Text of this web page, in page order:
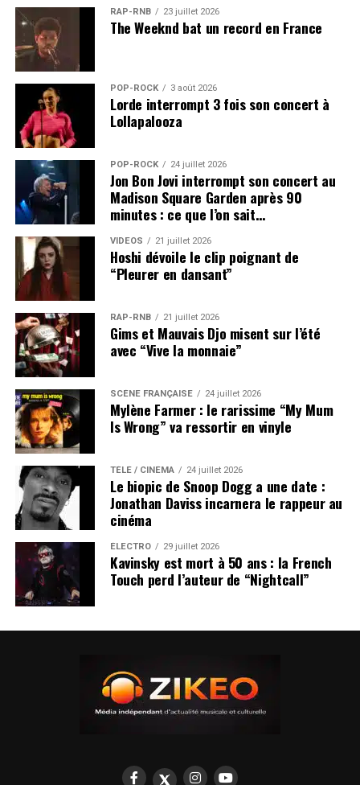
RAP-RNB 23 juillet 2026
The Weeknd bat un record en France
POP-ROCK 3 août 2026
Lorde interrompt 3 fois son concert à
Lollapalooza
POP-ROCK 24 juillet 2026
Jon Bon Jovi interrompt son concert au
Madison Square Garden après 90
minutes : ce que l’on sait…
VIDEOS 21 juillet 2026
Hoshi dévoile le clip poignant de
“Pleurer en dansant”
RAP-RNB 21 juillet 2026
Gims et Mauvais Djo misent sur l’été
avec “Vive la monnaie”
SCÈNE FRANÇAISE 24 juillet 2026
Mylène Farmer : le rarissime “My Mum
Is Wrong” va ressortir en vinyle
TÉLÉ / CINÉMA 24 juillet 2026
Le biopic de Snoop Dogg a une date :
Jonathan Daviss incarnera le rappeur au
cinéma
ÉLECTRO 29 juillet 2026
Kavinsky est mort à 50 ans : la French
Touch perd l’auteur de “Nightcall”